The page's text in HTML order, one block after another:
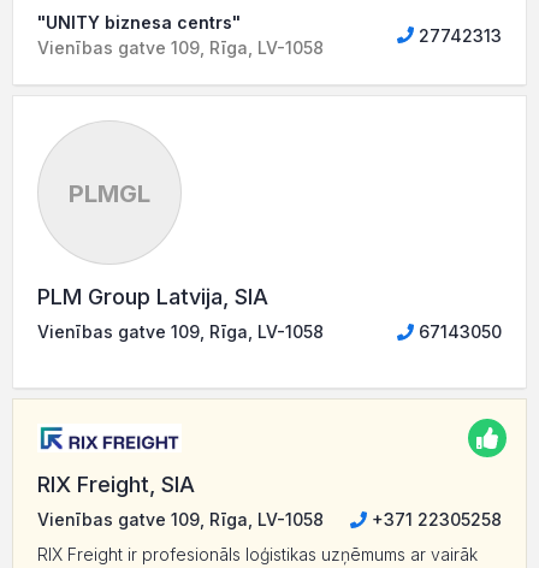
"UNITY biznesa centrs"
Vienības gatve 109, Rīga, LV-1058
27742313
PLMGL
PLM Group Latvija, SIA
Vienības gatve 109, Rīga, LV-1058 67143050
RIX Freight, SIA
Vienības gatve 109, Rīga, LV-1058
+371 22305258
RIX Freight ir profesionāls loģistikas uzņēmums ar vairāk